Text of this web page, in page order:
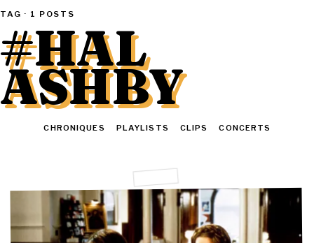
TAG · 1 POSTS
#HAL
ASHBY
CHRONIQUES PLAYLISTS CLIPS CONCERTS